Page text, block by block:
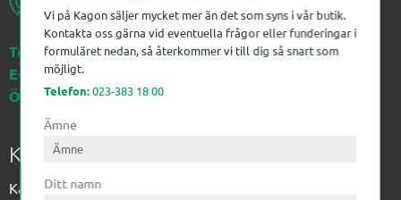
Telefon:023-383 18 00
E-post:kagon@kagon.se
Öppettider:Måndag-Fredag, 07-16
Kagon AB
Kagon har sedan 1972 levererat kompetens till
Vi på Kagon säljer mycket mer än det som syns i vår butik.
Kontakta oss gärna vid eventuella frågor eller funderingar i
formuläret nedan, så återkommer vi till dig så snart som
möjligt.
Telefon:023-383 18 00
Ämne
Ditt namn